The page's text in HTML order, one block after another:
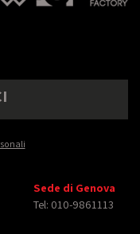
Sede di Genova
Tel: 010-9861113